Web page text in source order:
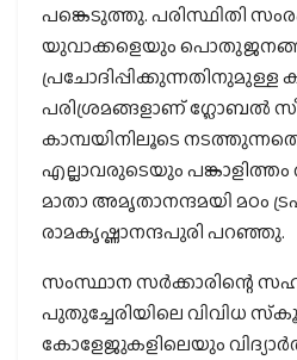
പങ്കെടുത്തു. പരിസ്ഥിതി
യുവാക്കളെയും
പ്രചോദിപ്പിക്കുന്നതിനുമുള്ള
പരിശ്രമങ്ങളാണ് ഗ്ലോബൽ
കാമ്പയിനിലൂടെ
എല്ലാവരുടെയും
മാതാ അമൃതാനന്ദമയി മഠം
രാമകൃഷ്ണാനന്ദപുരി പറഞ്ഞു.
സംസ്ഥാന സർക്കാരിന്റെ
പുതുച്ചേരിയിലെ വിവിധ
കോളേജുകളിലെയും